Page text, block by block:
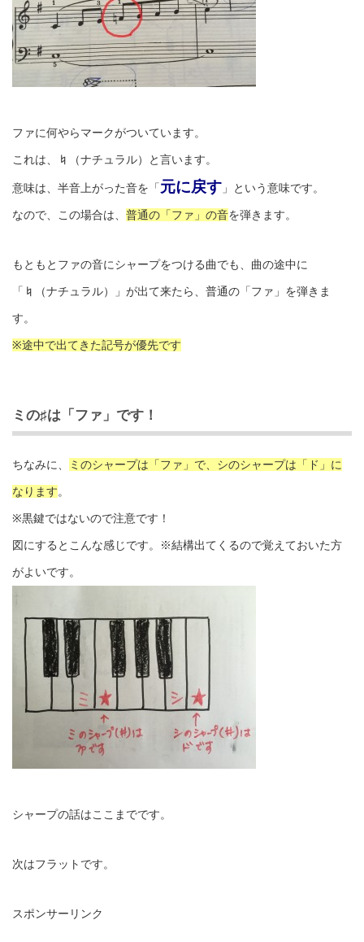
ファに何やらマークがついています。
これは、♮（ナチュラル）と言います。
意味は、半音上がった音を「元に戻す 」という意味です。
なので、この場合は、 普通の「ファ」の音を弾きます。
もともとファの音にシャープをつける曲でも、曲の途中に
「♮（ナチュラル）」が出て来たら、普通の「ファ」を弾きま
す。
※途中で出てきた記号が優先です
ミの♯は「ファ」です！
ちなみに、 ミのシャープは「ファ」で、シのシャープは「ド」に
なります。
※黒鍵ではないので注意です！
図にするとこんな感じです。※結構出てくるので覚えておいた方
がよいです。
シャープの話はここまでです。
次はフラットです。
スポンサーリンク